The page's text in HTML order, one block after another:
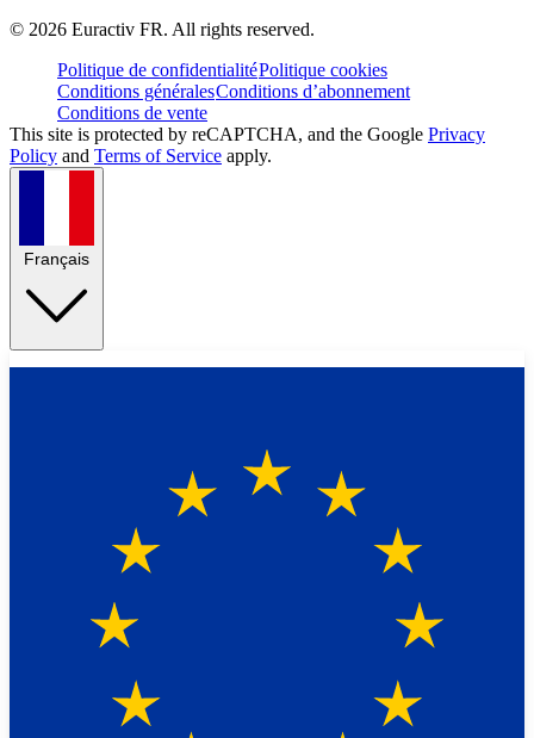
© 2026 Euractiv FR. All rights reserved.
Politique de confidentialitéPolitique cookies
Conditions généralesConditions d’abonnement
Conditions de vente
This site is protected by reCAPTCHA, and the Google Privacy
Policy and Terms of Service apply.
Français